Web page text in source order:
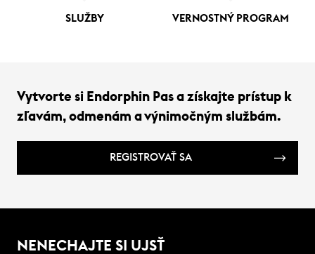
SLUŽBY VERNOSTNÝ PROGRAM
Vytvorte si Endorphin Pas a získajte prístup k
zľavám, odmenám a výnimočným službám.
REGISTROVAŤ SA
NENECHAJTE SI UJSŤ